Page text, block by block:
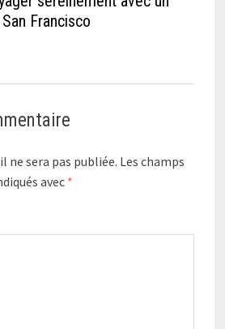
Francisco
ne sera pas publiée. Les champs
avec *